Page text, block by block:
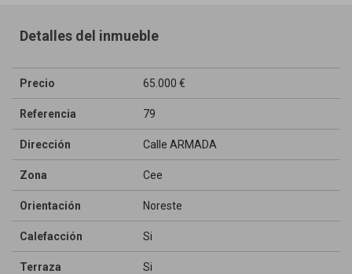
Detalles del inmueble
Precio 65.000 €
Referencia 79
Dirección Calle ARMADA
Zona Cee
Orientación Noreste
Calefacción Si
Terraza Si